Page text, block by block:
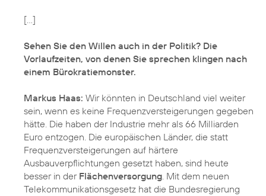
[...]
Sehen Sie den Willen auch in der Politik? Die
Vorlaufzeiten, von denen Sie sprechen klingen nach
einem Bürokratiemonster.
Markus Haas: Wir könnten in Deutschland viel weiter
sein, wenn es keine Frequenzversteigerungen gegeben
hätte. Die haben der Industrie mehr als 66 Milliarden
Euro entzogen. Die europäischen Länder, die statt
Frequenzversteigerungen auf härtere
Ausbauverpflichtungen gesetzt haben, sind heute
besser in der Flächenversorgung . Mit dem neuen
Telekommunikationsgesetz hat die Bundesregierung